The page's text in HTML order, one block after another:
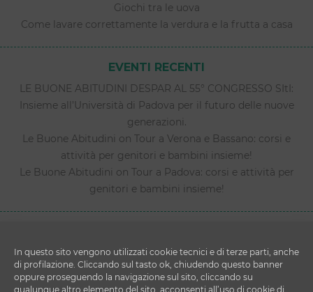
In questo sito vengono utilizzati cookie tecnici e di terze parti, anche
di profilazione. Cliccando sul tasto ok, chiudendo questo banner
oppure proseguendo la navigazione sul sito, cliccando su
qualunque altro elemento del sito, acconsenti all’uso di cookie di
Giochi tra le uova
Come lavare correttamente la verdura e la frutta a casa
EVENTI RECENTI
LE BUONE ABITUDINI DESPAR AL 55° CONGRESSO SItI:
Insieme all’Università di Padova per il futuro delle nuove
generazioni.
Le Buone Abitudini on Tour a Verona e Bassano: corsi e
attività per genitori e bambini insieme!
Le Buone Abitudini on Tour a Padova: corsi e attività per
genitori e bambini insieme!